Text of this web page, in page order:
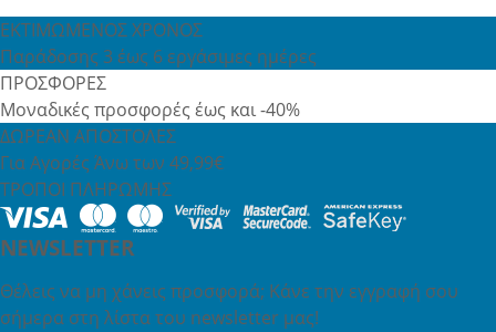
ΕΚΤΙΜΩΜΕΝΟΣ ΧΡΟΝΟΣ
Παράδοσης 3 έως 6 εργάσιμες ημέρες
ΠΡΟΣΦΟΡΕΣ
Μοναδικές προσφορές έως και -40%
ΔΩΡΕΑΝ ΑΠΟΣΤΟΛΕΣ
Για Αγορές Άνω των 49,99€
ΤΡΟΠΟΙ ΠΛΗΡΩΜΗΣ
NEWSLETTER
Θέλεις να μη χάνεις προσφορά; Κάνε την εγγραφή σου
σήμερα στη λίστα του newsletter μας!